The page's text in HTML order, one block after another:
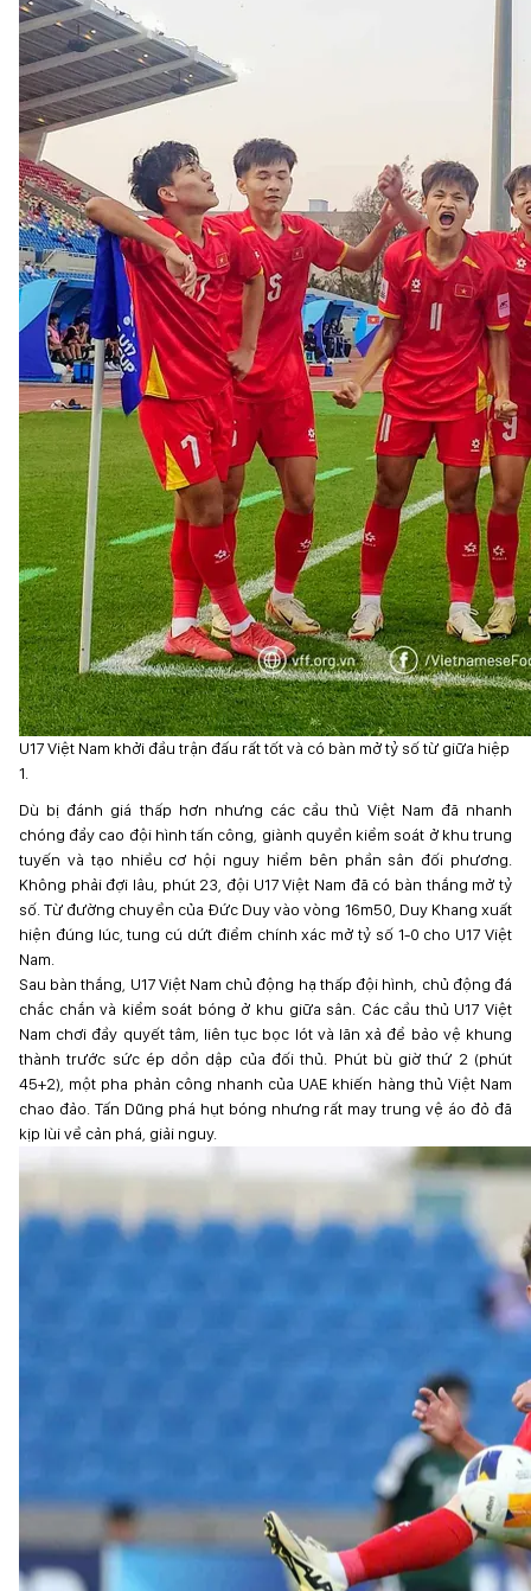
U17 Việt Nam khởi đầu trận đấu rất tốt và có bàn mở tỷ số từ giữa hiệp
1.
Dù bị đánh giá thấp hơn nhưng các cầu thủ Việt Nam đã nhanh
chóng đẩy cao đội hình tấn công, giành quyền kiểm soát ở khu trung
tuyến và tạo nhiều cơ hội nguy hiểm bên phần sân đối phương.
Không phải đợi lâu, phút 23, đội U17 Việt Nam đã có bàn thắng mở tỷ
số. Từ đường chuyền của Đức Duy vào vòng 16m50, Duy Khang xuất
hiện đúng lúc, tung cú dứt điểm chính xác mở tỷ số 1-0 cho U17 Việt
Nam.
Sau bàn thắng, U17 Việt Nam chủ động hạ thấp đội hình, chủ động đá
chắc chắn và kiểm soát bóng ở khu giữa sân. Các cầu thủ U17 Việt
Nam chơi đầy quyết tâm, liên tục bọc lót và lăn xả để bảo vệ khung
thành trước sức ép dồn dập của đối thủ. Phút bù giờ thứ 2 (phút
45+2), một pha phản công nhanh của UAE khiến hàng thủ Việt Nam
chao đảo. Tấn Dũng phá hụt bóng nhưng rất may trung vệ áo đỏ đã
kịp lùi về cản phá, giải nguy.